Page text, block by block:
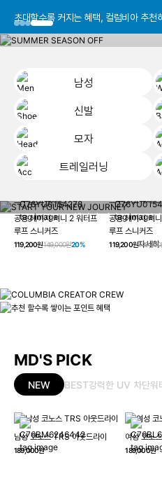
초대할수록 커지는 혜택, 컬럼비아 추천
초대할수록 커지는 혜택, 컬럼비아 추천
초대할수록 커지는 혜택, 컬럼비아 추천
남성
신발
모자
트레일러닝
헤이지 져니 New 컬
자세히
공용 헤이지 져니 2 워터프
루프 스니커즈
119,200원149,000원20%
공용 헤이지 져
루프 스니커즈
119,200원149,000
MD'S PICK
NEW BEST강력한 UV 차단워
남성 코노스 TRS 아웃드라이
189,000원
여성 코노
189,000원